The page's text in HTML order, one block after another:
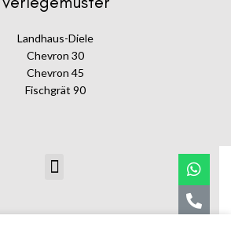
Landhaus-Diele
Chevron 30
Chevron 45
Fischgrät 90